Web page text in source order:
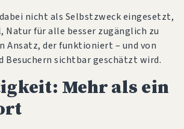
nicht als Selbstzweck eingesetzt,
Natur für alle besser zugänglich zu
Ansatz, der funktioniert – und von
Besuchern sichtbar geschätzt wird.
Mehr als ein